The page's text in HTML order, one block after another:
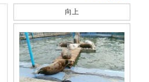
向上